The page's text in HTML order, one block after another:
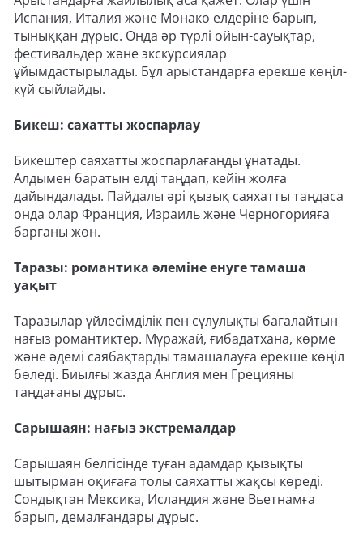
Испания, Италия және Монако елдеріне барып,
тыныққан дұрыс. Онда әр түрлі ойын-сауықтар,
фестивальдер және экскурсиялар
ұйымдастырылады. Бұл арыстандарға ерекше көңіл-
күй сыйлайды.
Бикеш: сахатты жоспарлау
Бикештер саяхатты жоспарлағанды ұнатады.
Алдымен баратын елді таңдап, кейін жолға
дайындалады. Пайдалы әрі қызық саяхатты таңдаса
онда олар Франция, Израиль және Черногорияға
барғаны жөн.
Таразы: романтика әлеміне енуге тамаша
уақыт
Таразылар үйлесімділік пен сұлулықты бағалайтын
нағыз романтиктер. Мұражай, ғибадатхана, көрме
және әдемі саябақтарды тамашалауға ерекше көңіл
бөледі. Биылғы жазда Англия мен Грецияны
таңдағаны дұрыс.
Сарышаян: нағыз экстремалдар
Сарышаян белгісінде туған адамдар қызықты
шытырман оқиғаға толы саяхатты жақсы көреді.
Сондықтан Мексика, Исландия және Вьетнамға
барып, демалғандары дұрыс.